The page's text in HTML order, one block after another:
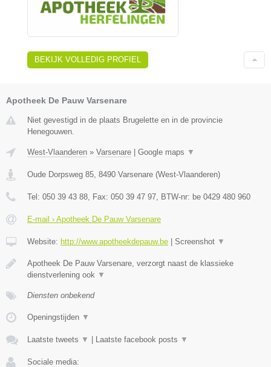
BEKIJK VOLLEDIG PROFIEL
Apotheek De Pauw Varsenare
Niet gevestigd in de plaats Brugelette en in de provincie
Henegouwen.
West-Vlaanderen » Varsenare Google maps ▼
Oude Dorpsweg 85 8490 Varsenare (West-Vlaanderen)
Tel: 050 39 43 88 , Fax: 050 39 47 97 , BTW-nr: be 0429 480 960
E-mail › Apotheek De Pauw Varsenare
Website: http://www.apotheekdepauw.be Screenshot ▼
Apotheek De Pauw Varsenare, verzorgt naast de klassieke
dienstverlening ook ▼
Diensten onbekend
Openingstijden ▼
Laatste tweets ▼ Laatste facebook posts ▼
Sociale media: